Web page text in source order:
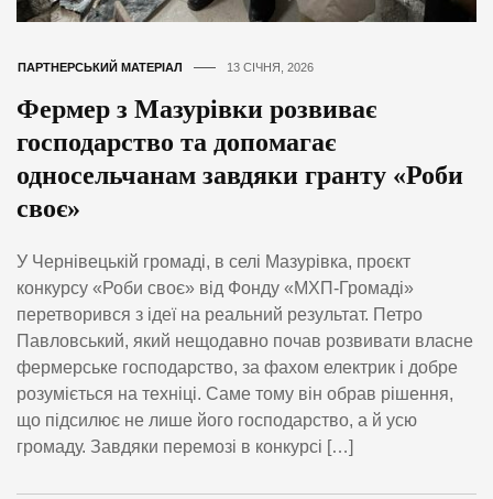
ПАРТНЕРСЬКИЙ МАТЕРІАЛ 13 СІЧНЯ, 2026
Фермер з Мазурівки розвиває
господарство та допомагає
односельчанам завдяки гранту «Роби
своє»
У Чернівецькій громаді, в селі Мазурівка, проєкт
конкурсу «Роби своє» від Фонду «МХП-Громаді»
перетворився з ідеї на реальний результат. Петро
Павловський, який нещодавно почав розвивати власне
фермерське господарство, за фахом електрик і добре
розуміється на техніці. Саме тому він обрав рішення,
що підсилює не лише його господарство, а й усю
громаду. Завдяки перемозі в конкурсі […]